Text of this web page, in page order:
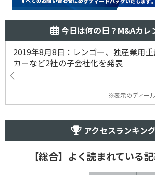
今日は何の日？M&Aカレ
2019年8月8日：レンゴー、独産業用
カーなど2社の子会社化を発表
※表示のディー
アクセスランキン
【総合】よく読まれている